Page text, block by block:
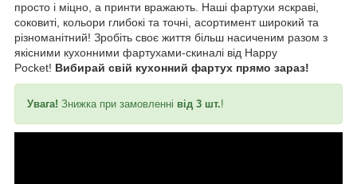
просто і міцно, а принти вражають. Наші фартухи яскраві,
соковиті, кольори глибокі та точні, асортимент широкий та
різноманітний! Зробіть своє життя більш насиченим разом з
якісними кухонними фартухами-скиналі від Happy
Pocket! Вибирай свій кухонний фартух прямо зараз!
Увага! Знижка при замовленні від 3 шт.!